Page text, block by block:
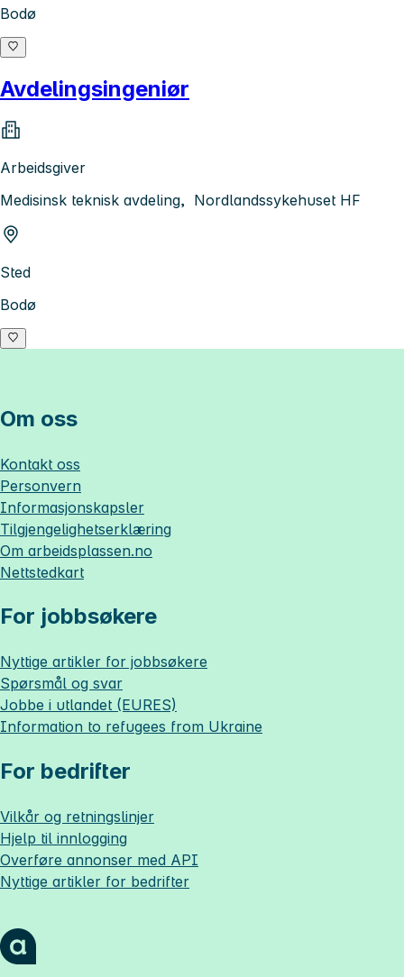
Bodø
Avdelingsingeniør
Arbeidsgiver
Medisinsk teknisk avdeling, Nordlandssykehuset HF
Sted
Bodø
Om oss
Kontakt oss
Personvern
Informasjonskapsler
Tilgjengelighetserklæring
Om arbeidsplassen.no
Nettstedkart
For jobbsøkere
Nyttige artikler for jobbsøkere
Spørsmål og svar
Jobbe i utlandet (EURES)
Information to refugees from Ukraine
For bedrifter
Vilkår og retningslinjer
Hjelp til innlogging
Overføre annonser med API
Nyttige artikler for bedrifter